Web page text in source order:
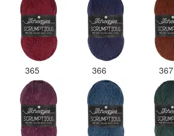
365 366 367